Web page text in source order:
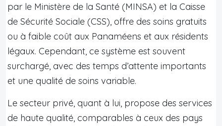
par le Ministère de la Santé (MINSA) et la Caisse
de Sécurité Sociale (CSS), offre des soins gratuits
ou à faible coût aux Panaméens et aux résidents
légaux. Cependant, ce système est souvent
surchargé, avec des temps d’attente importants
et une qualité de soins variable.
Le secteur privé, quant à lui, propose des services
de haute qualité, comparables à ceux des pays